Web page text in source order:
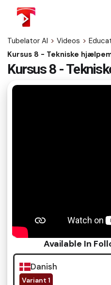
content
Tubelator AI > Videos >
Kursus 8 -
Available In
Danish
Variant 1